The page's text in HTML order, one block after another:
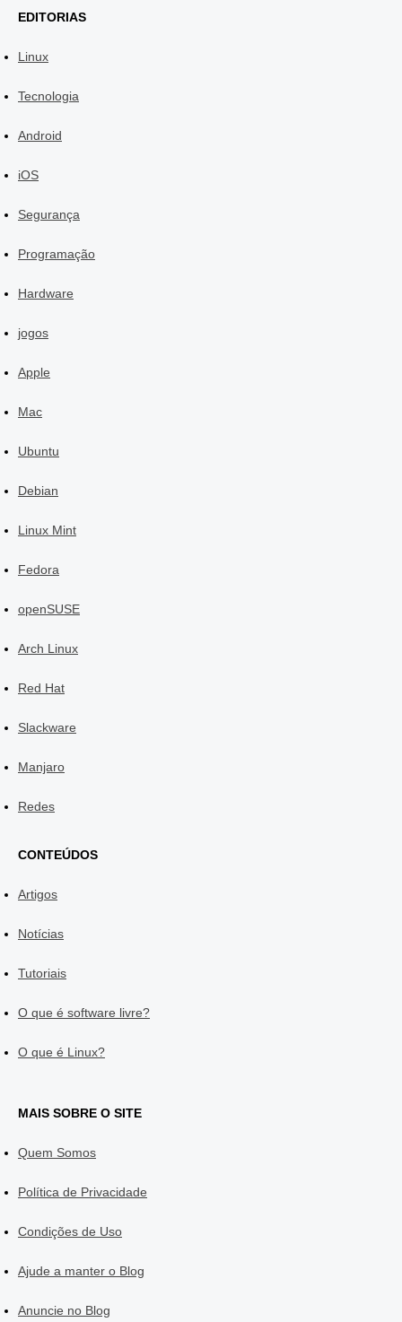
EDITORIAS
Linux
Tecnologia
Android
iOS
Segurança
Programação
Hardware
jogos
Apple
Mac
Ubuntu
Debian
Linux Mint
Fedora
openSUSE
Arch Linux
Red Hat
Slackware
Manjaro
Redes
CONTEÚDOS
Artigos
Notícias
Tutoriais
O que é software livre?
O que é Linux?
MAIS SOBRE O SITE
Quem Somos
Política de Privacidade
Condições de Uso
Ajude a manter o Blog
Anuncie no Blog